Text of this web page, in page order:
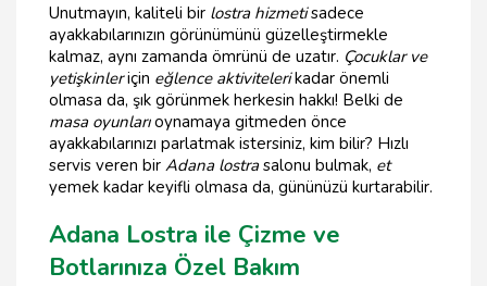
Unutmayın, kaliteli bir lostra hizmetisadece
ayakkabılarınızın görünümünü güzelleştirmekle
kalmaz, aynı zamanda ömrünü de uzatır. Çocuklar ve
yetişkinleriçin eğlence aktivitelerikadar önemli
olmasa da, şık görünmek herkesin hakkı! Belki de
masa oyunlarıoynamaya gitmeden önce
ayakkabılarınızı parlatmak istersiniz, kim bilir? Hızlı
servis veren bir Adana lostrasalonu bulmak, et
yemek kadar keyifli olmasa da, gününüzü kurtarabilir.
Adana Lostra ile Çizme ve
Botlarınıza Özel Bakım